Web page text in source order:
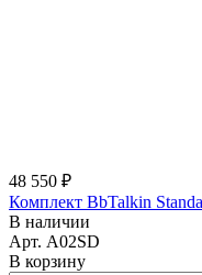
48 550 ₽
Комплект BbTalkin
В наличии
Арт. A02SD
В корзину